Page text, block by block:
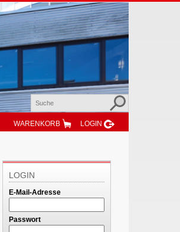
WARENKORB LOGIN
LOGIN
E-Mail-Adresse
Passwort